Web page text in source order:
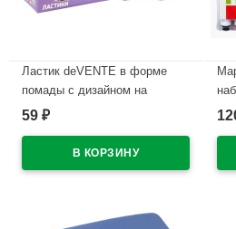
Ластик deVENTE в форме
помады с дизайном на
корпусе арт.8030619
59 ₽